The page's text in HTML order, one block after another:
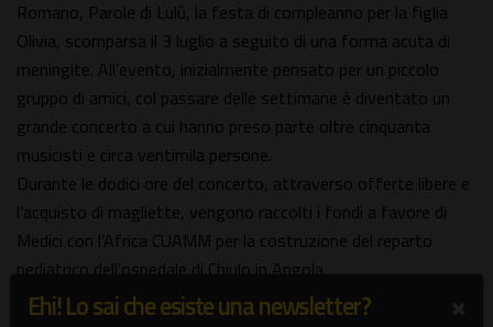
Romano, Parole di Lulù, la festa di compleanno per la figlia
Olivia, scomparsa il 3 luglio a seguito di una forma acuta di
meningite. All’evento, inizialmente pensato per un piccolo
gruppo di amici, col passare delle settimane è diventato un
grande concerto a cui hanno preso parte oltre cinquanta
musicisti e circa ventimila persone.
Durante le dodici ore del concerto, attraverso offerte libere e
l’acquisto di magliette, vengono raccolti i fondi a favore di
Medici con l’Africa CUAMM per la costruzione del reparto
pediatrico dell’ospedale di Chiulo in Angola.
A novembre 2010 viene pubblicato il singolo Parole parole
Ehi! Lo sai che esiste una newsletter?